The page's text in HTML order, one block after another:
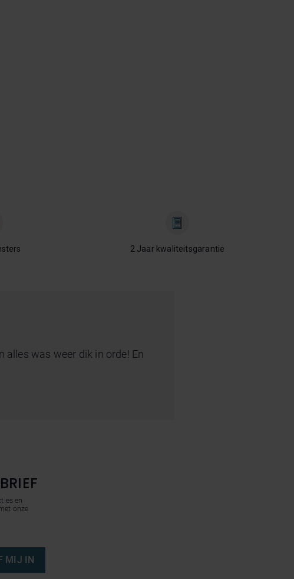
2 Jaar kwaliteitsgarantie
alles was weer dik in orde! En
en
onze
MIJ IN